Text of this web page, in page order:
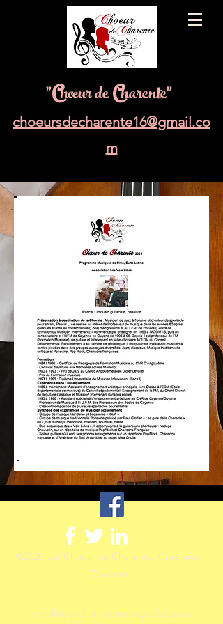
"Chœur deCharente"
choeursdecharente16@gmail.co
m
©2020 par Chœur de Charente. Créé avec
Wix.com
conditions d' utilisation et politique de